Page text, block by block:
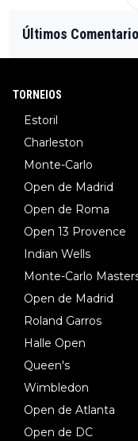
Últimos
TORNEIOS
Estoril
Charleston
Monte-Carlo
Open de Madrid
Open de Roma
Open 13 Provence
Indian Wells
Monte-Carlo
Open de Madrid
Roland Garros
Halle Open
Queen's
Wimbledon
Open de Atlanta
Open de DC